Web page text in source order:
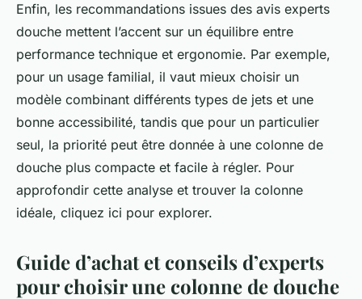
Enfin, les recommandations issues des avis experts
douche mettent l’accent sur un équilibre entre
performance technique et ergonomie. Par exemple,
pour un usage familial, il vaut mieux choisir un
modèle combinant différents types de jets et une
bonne accessibilité, tandis que pour un particulier
seul, la priorité peut être donnée à une colonne de
douche plus compacte et facile à régler. Pour
approfondir cette analyse et trouver la colonne
idéale, cliquez ici pour explorer.
Guide d’achat et conseils d’experts
pour choisir une colonne de douche